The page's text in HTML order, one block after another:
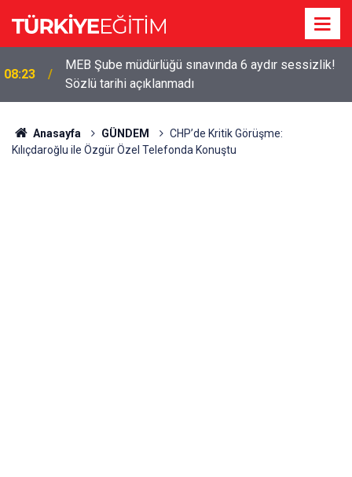
08:23
MEB Şube müdürlüğü sınavında 6 aydır sessizlik!
Sözlü tarihi açıklanmadı
Anasayfa GÜNDEM
CHP’de Kritik Görüşme:
Kılıçdaroğlu ile Özgür Özel Telefonda Konuştu